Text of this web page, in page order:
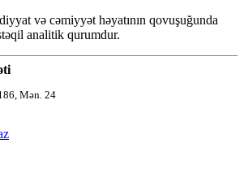
və cəmiyyət həyatının qovuşuğunda
analitik qurumdur.
Mən. 24